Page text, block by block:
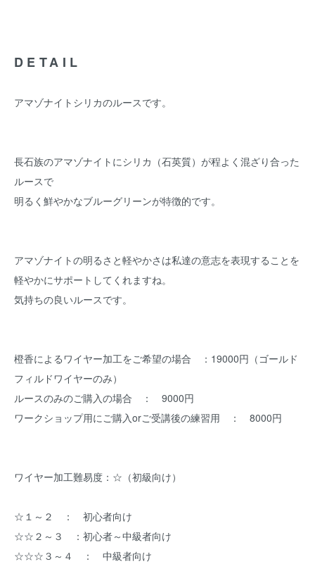
DETAIL
アマゾナイトシリカのルースです。
長石族のアマゾナイトにシリカ（石英質）が程よく混ざり合った
ルースで
明るく鮮やかなブルーグリーンが特徴的です。
アマゾナイトの明るさと軽やかさは私達の意志を表現することを
軽やかにサポートしてくれますね。
気持ちの良いルースです。
橙香によるワイヤー加工をご希望の場合 ：19000円（ゴールド
フィルドワイヤーのみ）
ルースのみのご購入の場合 ： 9000円
ワークショップ用にご購入orご受講後の練習用 ： 8000円
ワイヤー加工難易度：☆（初級向け）
☆１～２ ： 初心者向け
☆☆２～３ ：初心者～中級者向け
☆☆☆３～４ ： 中級者向け